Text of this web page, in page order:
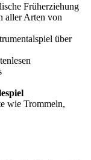
Früherziehung
aller Arten von
über
wie Trommeln,